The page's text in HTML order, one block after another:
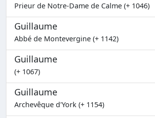
Prieur de Notre-Dame de Calme (+ 1046)
Guillaume
Abbé de Montevergine (+ 1142)
Guillaume
(+ 1067)
Guillaume
Archevêque d'York (+ 1154)